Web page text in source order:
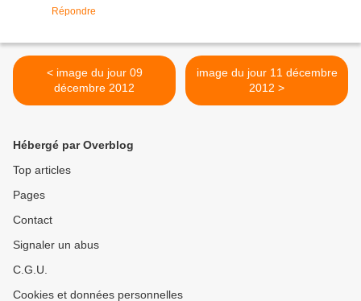
Répondre
< image du jour 09
décembre 2012
image du jour 11 décembre
2012 >
Hébergé par Overblog
Top articles
Pages
Contact
Signaler un abus
C.G.U.
Cookies et données personnelles